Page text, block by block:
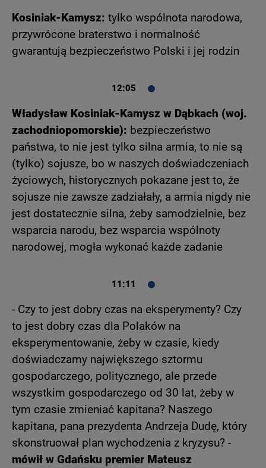
Kosiniak-Kamysz: tylko wspólnota narodowa,
przywrócone braterstwo i normalność
gwarantują bezpieczeństwo Polski i jej rodzin
12:05
Władysław Kosiniak-Kamysz w Dąbkach (woj.
zachodniopomorskie): bezpieczeństwo
państwa, to nie jest tylko silna armia, to nie są
(tylko) sojusze, bo w naszych doświadczeniach
życiowych, historycznych pokazane jest to, że
sojusze nie zawsze zadziałały, a armia nigdy nie
jest dostatecznie silna, żeby samodzielnie, bez
wsparcia narodu, bez wsparcia wspólnoty
narodowej, mogła wykonać każde zadanie
11:11
- Czy to jest dobry czas na eksperymenty? Czy
to jest dobry czas dla Polaków na
eksperymentowanie, żeby w czasie, kiedy
doświadczamy największego sztormu
gospodarczego, politycznego, ale przede
wszystkim gospodarczego od 30 lat, żeby w
tym czasie zmieniać kapitana? Naszego
kapitana, pana prezydenta Andrzeja Dudę, który
skonstruował plan wychodzenia z kryzysu? -
mówił w Gdańsku premier Mateusz